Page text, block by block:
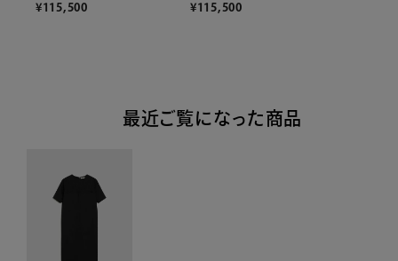
¥115,500 ¥115,500
最近ご覧になった商品